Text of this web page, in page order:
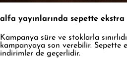
alfa yayınlarında sepette
Kampanya süre ve stoklarla
kampanyaya son verebilir. Sepette
indirimler de geçerlidir.